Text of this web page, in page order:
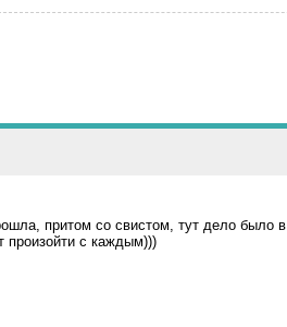
притом со свистом, тут дело было в
произойти с каждым)))